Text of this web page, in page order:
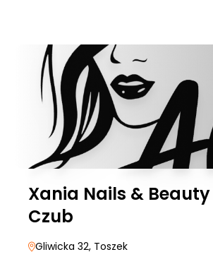
Xania Nails &
Czub
Gliwicka 32, Toszek